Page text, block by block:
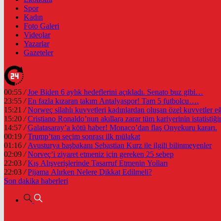
Spor
Kadın
Foto Galeri
Videolar
Yazarlar
Gazeteler
00:55 / Joe Biden 6 aylık hedeflerini açıkladı. Senato buz gibi…
23:55 / En fazla kızaran takım Antalyaspor! Tam 5 futbolcu….
15:21 / Norweç silahlı kuvvetleri kadınlardan oluşan özel kuvvetler
15:20 / Cristiano Ronaldo’nun akıllara zarar tüm kariyerinin
14:57 / Galatasaray’a kötü haber! Monaco’dan flaş Onyekuru kararı.
00:19 / Trump’tan seçim sonrası ilk mülakat
01:16 / Avusturya başbakanı Sebastian Kurz ile ilgili bilinmeyenler
02:09 / Norveç’i ziyaret etmeniz için gereken 25 sebep
22:03 / Kış Alışverişlerinde Tasarruf Etmenin Yolları
22:03 / Pijama Alırken Nelere Dikkat Edilmeli?
Son dakika haberleri